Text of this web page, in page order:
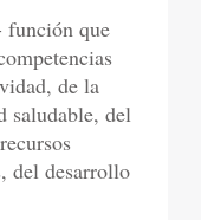
función que
de la
saludable, del
del desarrollo